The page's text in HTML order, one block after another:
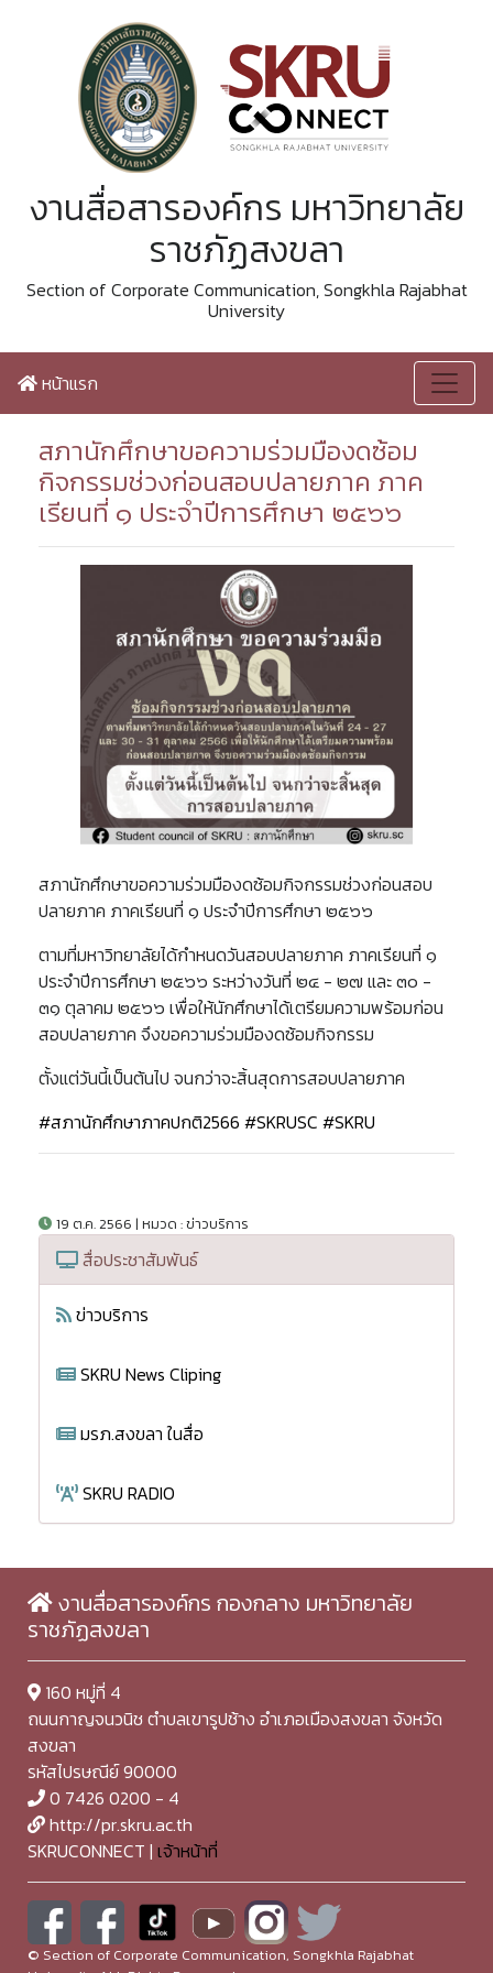
งานสื่อสารองค์กร มหาวิทยาลัย
ราชภัฏสงขลา
Section of Corporate Communication, Songkhla Rajabhat
University
หน้าแรก
สภานักศึกษาขอความร่วมมืองดซ้อม
กิจกรรมช่วงก่อนสอบปลายภาค ภาค
เรียนที่ ๑ ประจำปีการศึกษา ๒๕๖๖
สภานักศึกษาขอความร่วมมืองดซ้อมกิจกรรมช่วงก่อนสอบ
ปลายภาค ภาคเรียนที่ ๑ ประจำปีการศึกษา ๒๕๖๖
ตามที่มหาวิทยาลัยได้กำหนดวันสอบปลายภาค ภาคเรียนที่ ๑
ประจำปีการศึกษา ๒๕๖๖ ระหว่างวันที่ ๒๔ - ๒๗ และ ๓๐ -
๓๑ ตุลาคม ๒๕๖๖ เพื่อให้นักศึกษาได้เตรียมความพร้อมก่อน
สอบปลายภาค จึงขอความร่วมมืองดซ้อมกิจกรรม
ตั้งแต่วันนี้เป็นต้นไป จนกว่าจะสิ้นสุดการสอบปลายภาค
#สภานักศึกษาภาคปกติ2566 #SKRUSC #SKRU
19 ต.ค. 2566 | หมวด : ข่าวบริการ
สื่อประชาสัมพันธ์
ข่าวบริการ
SKRU News Cliping
มรภ.สงขลา ในสื่อ
SKRU RADIO
งานสื่อสารองค์กร กองกลาง มหาวิทยาลัย
ราชภัฏสงขลา
160 หมู่ที่ 4
ถนนกาญจนวนิช ตำบลเขารูปช้าง อำเภอเมืองสงขลา จังหวัด
สงขลา
รหัสไปรษณีย์ 90000
0 7426 0200 - 4
http://pr.skru.ac.th
SKRUCONNECT | เจ้าหน้าที่
© Section of Corporate Communication, Songkhla Rajabhat